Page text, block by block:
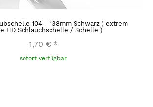
104 - 138mm Schwarz ( extrem
HD Schlauchschelle / Schelle )
1,70 € *
sofort verfügbar